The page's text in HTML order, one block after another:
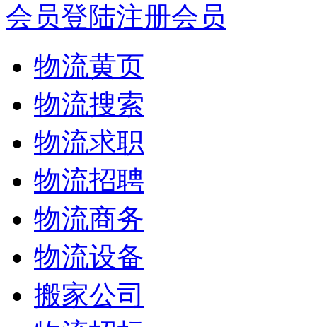
会员登陆注册会员
物流黄页
物流搜索
物流求职
物流招聘
物流商务
物流设备
搬家公司